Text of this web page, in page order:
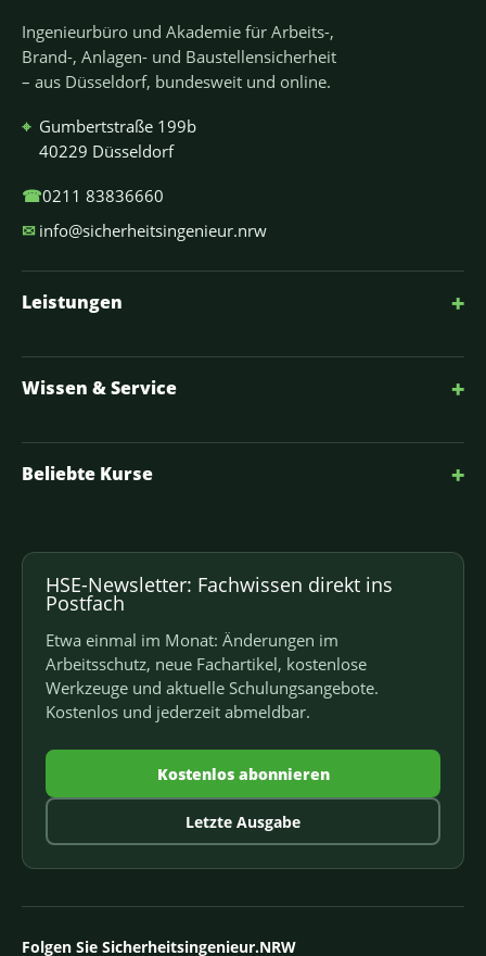
Ingenieurbüro und Akademie für Arbeits-,
Brand-, Anlagen- und Baustellensicherheit
– aus Düsseldorf, bundesweit und online.
⌖ Gumbertstraße 199b
40229 Düsseldorf
☎0211 83836660
✉ info@sicherheitsingenieur.nrw
Leistungen +
Wissen & Service +
Beliebte Kurse +
HSE-Newsletter: Fachwissen direkt ins
Postfach
Etwa einmal im Monat: Änderungen im
Arbeitsschutz, neue Fachartikel, kostenlose
Werkzeuge und aktuelle Schulungsangebote.
Kostenlos und jederzeit abmeldbar.
Kostenlos abonnieren
Letzte Ausgabe
Folgen Sie Sicherheitsingenieur.NRW